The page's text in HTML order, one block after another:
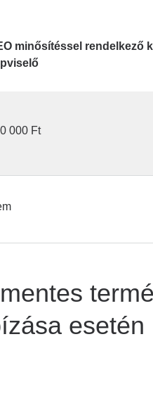
minősítéssel rendelkező
000 Ft
esetén